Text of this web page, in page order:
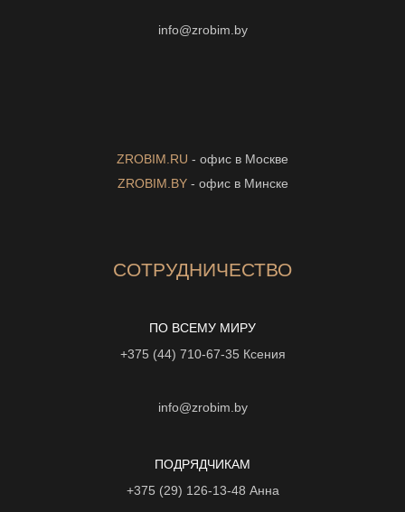
info@zrobim.by
ZROBIM.RU - офис в Москве
ZROBIM.BY- офис в Минске
СОТРУДНИЧЕСТВО
ПО ВСЕМУ МИРУ
+375 (44) 710-67-35 Ксения
info@zrobim.by
ПОДРЯДЧИКАМ
+375 (29) 126-13-48 Анна